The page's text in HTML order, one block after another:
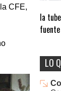
CFE,
la
►
►
istmo
LO